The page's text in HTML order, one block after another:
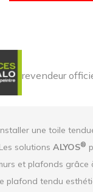
revendeur
une toile
solutions ALYOS®
et plafonds grâce
plafond tendu